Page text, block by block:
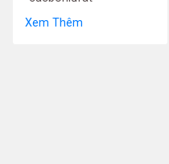
Xem Thêm